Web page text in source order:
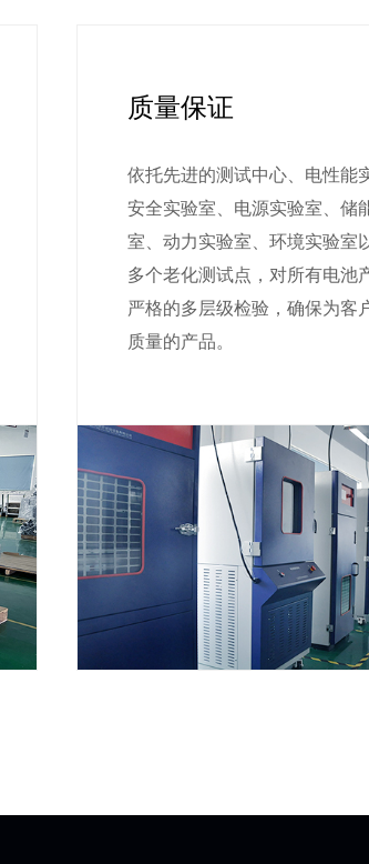
质量保证
依托先进的测试中心、电性能
安全实验室、电源实验室、储
室、动力实验室、环境实验室
多个老化测试点，对所有电池
严格的多层级检验，确保为客
质量的产品。